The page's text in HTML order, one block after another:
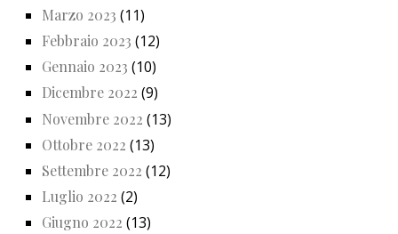
Marzo 2023 (11)
Febbraio 2023 (12)
Gennaio 2023 (10)
Dicembre 2022 (9)
Novembre 2022 (13)
Ottobre 2022 (13)
Settembre 2022 (12)
Luglio 2022 (2)
Giugno 2022 (13)